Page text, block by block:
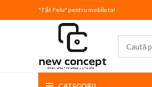
"Tăt Felu" pentru mobila ta!